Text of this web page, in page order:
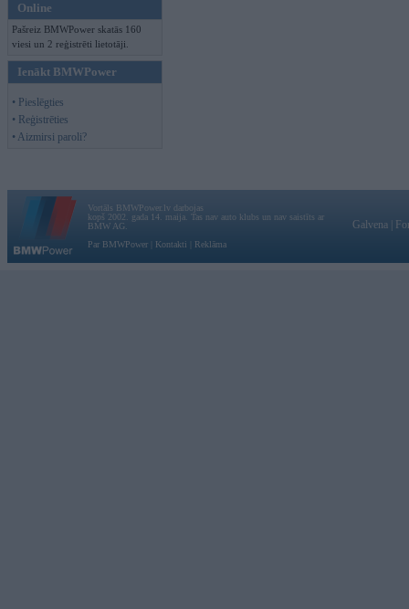
Online
Pašreiz BMWPower skatās 160
viesi un 2 reģistrēti lietotāji.
Ienākt BMWPower
• Pieslēgties
• Reģistrēties
• Aizmirsi paroli?
Vortāls BMWPower.lv darbojas
kopš 2002. gada 14. maija. Tas nav auto klubs un nav saistīts ar
BMW AG.
Par BMWPower
Kontakti Reklāma
Galvena